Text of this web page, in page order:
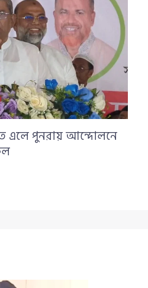
এলে পুনরায় আন্দোলনে